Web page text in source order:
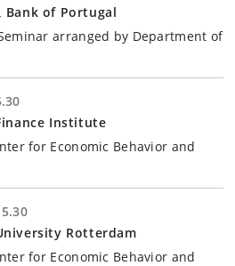
Bank of Portugal
arranged by Department of
Institute
for Economic Behavior and
Rotterdam
for Economic Behavior and